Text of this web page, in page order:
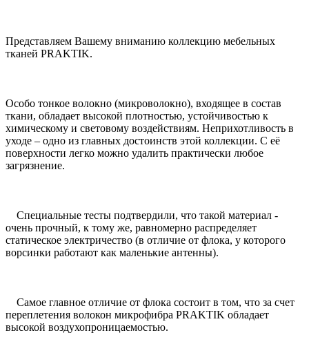
Представляем Вашему вниманию коллекцию мебельных
тканей PRAKTIK.
Особо тонкое волокно (микроволокно), входящее в состав
ткани, обладает высокой плотностью, устойчивостью к
химическому и световому воздействиям. Неприхотливость в
уходе – одно из главных достоинств этой коллекции. С её
поверхности легко можно удалить практически любое
загрязнение.
Специальные тесты подтвердили, что такой материал -
очень прочный, к тому же, равномерно распределяет
статическое электричество (в отличие от флока, у которого
ворсинки работают как маленькие антенны).
Самое главное отличие от флока состоит в том, что за счет
переплетения волокон микрофибра PRAKTIK обладает
высокой воздухопроницаемостью.